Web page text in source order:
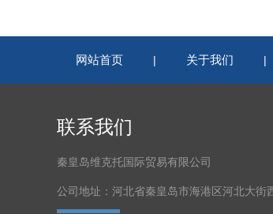
网站首页 | 关于我们 |
联系我们
秦皇岛维克托国际贸易有限公司
公司地址：河北省秦皇岛市海港区河北大街